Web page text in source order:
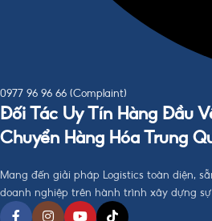
0977 96 96 66 (Complaint)
Đối Tác Uy Tín Hàng Đầu
Chuyển Hàng Hóa Trung
Mang đến giải pháp Logistics toàn diện,
doanh nghiệp trên hành trình xây dựng